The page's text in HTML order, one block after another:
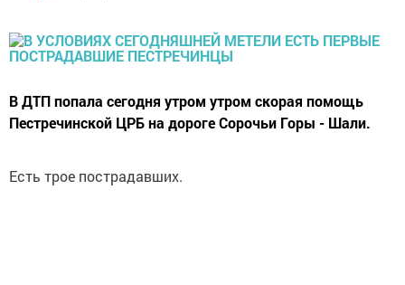
В ДТП попала сегодня утром утром скорая помощь
Пестречинской ЦРБ на дороге Сорочьи Горы - Шали.
Есть трое пострадавших.